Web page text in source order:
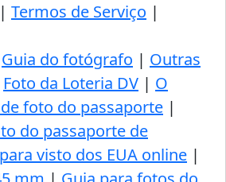
| Termos de Serviço |
Guia do fotógrafo | Outras
Foto da Loteria DV | O
foto do passaporte |
do passaporte de
visto dos EUA online |